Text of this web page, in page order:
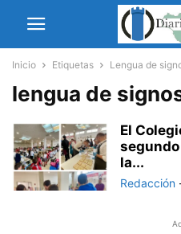
Inicio Etiquetas Lengua de
lengua de
El
la...
Redacción